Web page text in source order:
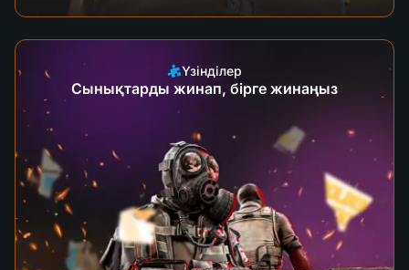
Үзінділер
Сынықтарды жинап, бірге жинаңыз